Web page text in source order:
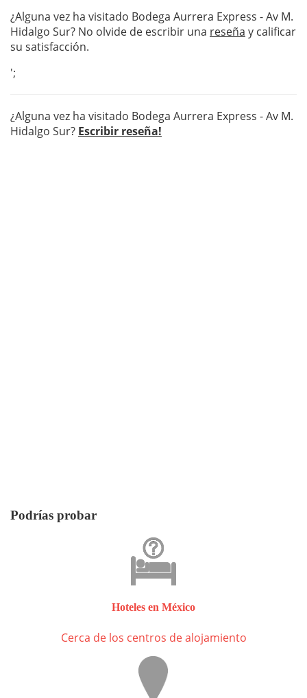
¿Alguna vez ha visitado Bodega Aurrera Express - Av M.
Hidalgo Sur? No olvide de escribir una reseña y calificar
su satisfacción.
';
¿Alguna vez ha visitado Bodega Aurrera Express - Av M.
Hidalgo Sur? Escribir reseña!
Podrías probar
Hoteles en México
Cerca de los centros de alojamiento